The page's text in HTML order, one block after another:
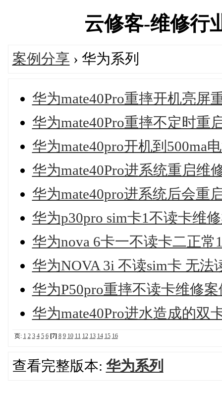
云修客-维修行
案例分享 › 华为系列
华为mate40Pro重摔开机亮屏
华为mate40Pro重摔不定时重
华为mate40pro开机到500ma
华为mate40Pro进系统重启维
华为mate40pro进系统后会重
华为p30pro sim卡1不读卡维
华为nova 6卡一不读卡二正常
华为NOVA 3i 不读sim卡 无法
华为P50pro重摔不读卡维修案
华为mate40Pro进水造成的双
页: 1 2 3 4 5 6 [7] 8 9 10 11 12 13 14 15 16
查看完整版本: 华为系列